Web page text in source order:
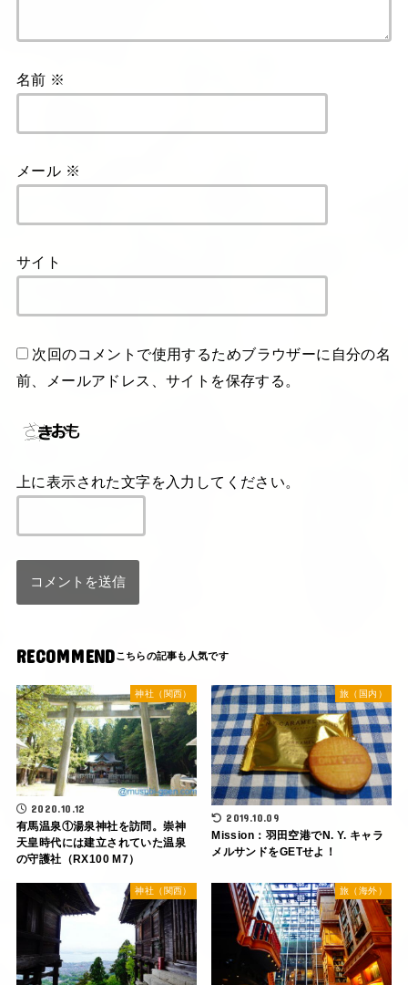
名前 ※
メール ※
サイト
次回のコメントで使用するためブラウザーに自分の名
前、メールアドレス、サイトを保存する。
上に表示された文字を入力してください。
RECOMMEND
神社（関西）
2020.10.12
有馬温泉①湯泉神社を訪問。崇神
天皇時代には建立されていた温泉
の守護社（RX100 M7）
旅（国内）
2019.10.09
Mission：羽田空港でN. Y. キャラ
メルサンドをGETせよ！
神社（関西） 旅（海外）